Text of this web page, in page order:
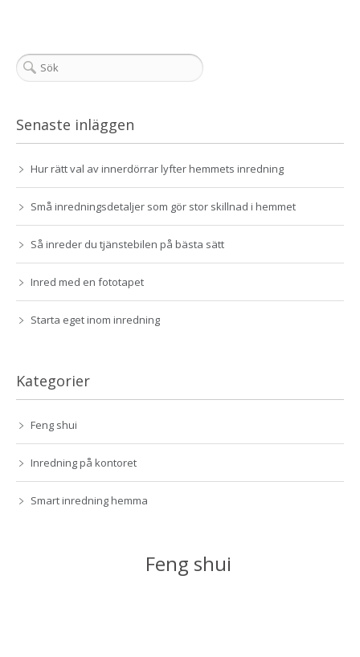
Senaste inläggen
Hur rätt val av innerdörrar lyfter hemmets inredning
Små inredningsdetaljer som gör stor skillnad i hemmet
Så inreder du tjänstebilen på bästa sätt
Inred med en fototapet
Starta eget inom inredning
Kategorier
Feng shui
Inredning på kontoret
Smart inredning hemma
Feng shui